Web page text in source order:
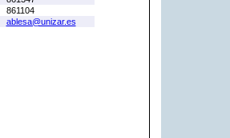
861104
ablesa@unizar.es